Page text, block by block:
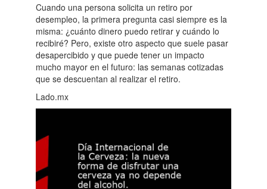
Cuando una persona solicita un retiro por
desempleo, la primera pregunta casi siempre es la
misma: ¿cuánto dinero puedo retirar y cuándo lo
recibiré? Pero, existe otro aspecto que suele pasar
desapercibido y que puede tener un impacto
mucho mayor en el futuro: las semanas cotizadas
que se descuentan al realizar el retiro.
Lado.mx